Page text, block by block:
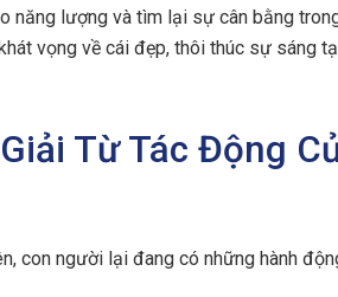
năng lượng và tìm lại sự cân bằng
vọng về cái đẹp, thôi thúc sự sáng
Từ Tác Động
con người lại đang có những hành